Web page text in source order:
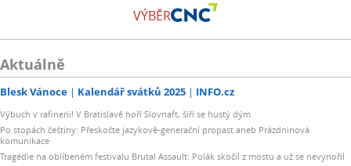
VÝBĚR
Aktuálně
Blesk Vánoce Kalendář svátků 2025 INFO.cz
Výbuch v rafinerii! V Bratislavě hoří Slovnaft, šíří se hustý dým
Po stopách češtiny: Přeskočte jazykově-generační propast aneb Prázdninová
komunikace
Tragédie na oblíbeném festivalu Brutal Assault: Polák skočil z mostu a už se nevynořil